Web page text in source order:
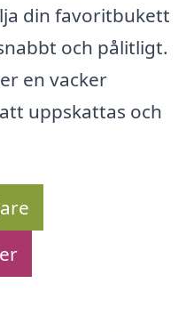
din favoritbukett
och pålitligt.
en vacker
uppskattas och